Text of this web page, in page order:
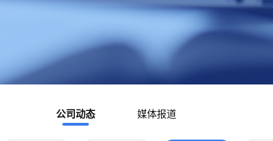
公司动态 媒体报道